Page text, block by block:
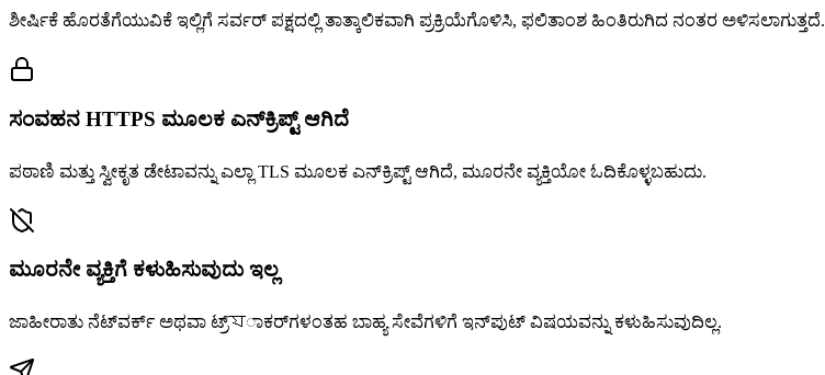
ಶೀರ್ಷಿಕೆ ಹೊರತೆಗೆಯುವಿಕೆ ಇಲ್ಲಿಗೆ ಸರ್ವರ್ ಪಕ್ಷದಲ್ಲಿ ತಾತ್ಕಾಲಿಕವಾಗಿ ಪ್ರಕ್ರಿಯೆಗೊಳಿಸಿ, ಫಲಿತಾಂಶ ಹಿಂತಿರುಗಿದ ನಂತರ ಅಳಿಸಲಾಗುತ್ತದೆ.
ಸಂವಹನ HTTPS ಮೂಲಕ ಎನ್‌ಕ್ರಿಪ್ಟ್ ಆಗಿದೆ
ಪಠಾಣಿ ಮತ್ತು ಸ್ವೀಕೃತ ಡೇಟಾವನ್ನು ಎಲ್ಲಾ TLS ಮೂಲಕ ಎನ್‌ಕ್ರಿಪ್ಟ್ ಆಗಿದೆ, ಮೂರನೇ ವ್ಯಕ್ತಿಯೋ ಓದಿಕೊಳ್ಳಬಹುದು.
ಮೂರನೇ ವ್ಯಕ್ತಿಗೆ ಕಳುಹಿಸುವುದು ಇಲ್ಲ
ಜಾಹೀರಾತು ನೆಟ್‌ವರ್ಕ್ ಅಥವಾ ಟ್ರ್যಾಕರ್‌ಗಳಂತಹ ಬಾಹ್ಯ ಸೇವೆಗಳಿಗೆ ಇನ್‌ಪುಟ್ ವಿಷಯವನ್ನು ಕಳುಹಿಸುವುದಿಲ್ಲ.